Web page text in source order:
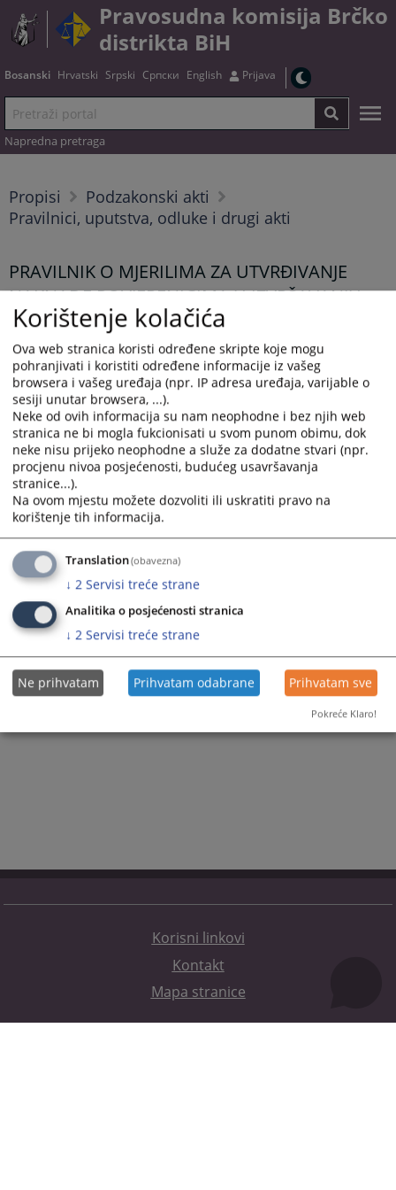
Pravosudna komisija Brčko
distrikta BiH
Bosanski Hrvatski Srpski Српски English Prijava
Napredna pretraga
Propisi
Podzakonski akti
Pravilnici, uputstva, odluke i drugi akti
PRAVILNIK O MJERILIMA ZA UTVRĐIVANJE
NAKNADE POVJERENICIMA U IZVRŠAVANJU
KRIVIČNE SANKCIJE RAD ZA OPĆE DOBRO NA
SLOBODI
04.12.2024.
Pravilnik možete preuzetiOVDJE
Prikazana vijest je na: Bosanski jezik
65PREGLEDA
Korisni linkovi
Kontakt
Mapa stranice
Korištenje kolačića
Ova web stranica koristi određene skripte koje mogu
pohranjivati i koristiti određene informacije iz vašeg
browsera i vašeg uređaja (npr. IP adresa uređaja, varijable o
sesiji unutar browsera, ...).
Neke od ovih informacija su nam neophodne i bez njih web
stranica ne bi mogla fukcionisati u svom punom obimu, dok
neke nisu prijeko neophodne a služe za dodatne stvari (npr.
procjenu nivoa posjećenosti, budućeg usavršavanja
stranice...).
Na ovom mjestu možete dozvoliti ili uskratiti pravo na
korištenje tih informacija.
Translation(obavezna)
↓ 2 Servisi treće strane
Analitika o posjećenosti stranica
↓ 2 Servisi treće strane
Ne prihvatam Prihvatam odabrane Prihvatam sve
Pokreće Klaro!